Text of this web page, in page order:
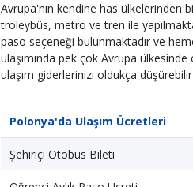
Avrupa'nın kendine has ülkelerinden
troleybüs, metro ve tren ile
paso seçeneği bulunmaktadır ve
ulaşımında pek çok Avrupa
ulaşım giderlerinizi oldukça
Polonya'da Ulaşım Ücretleri
Şehiriçi Otobüs Bileti